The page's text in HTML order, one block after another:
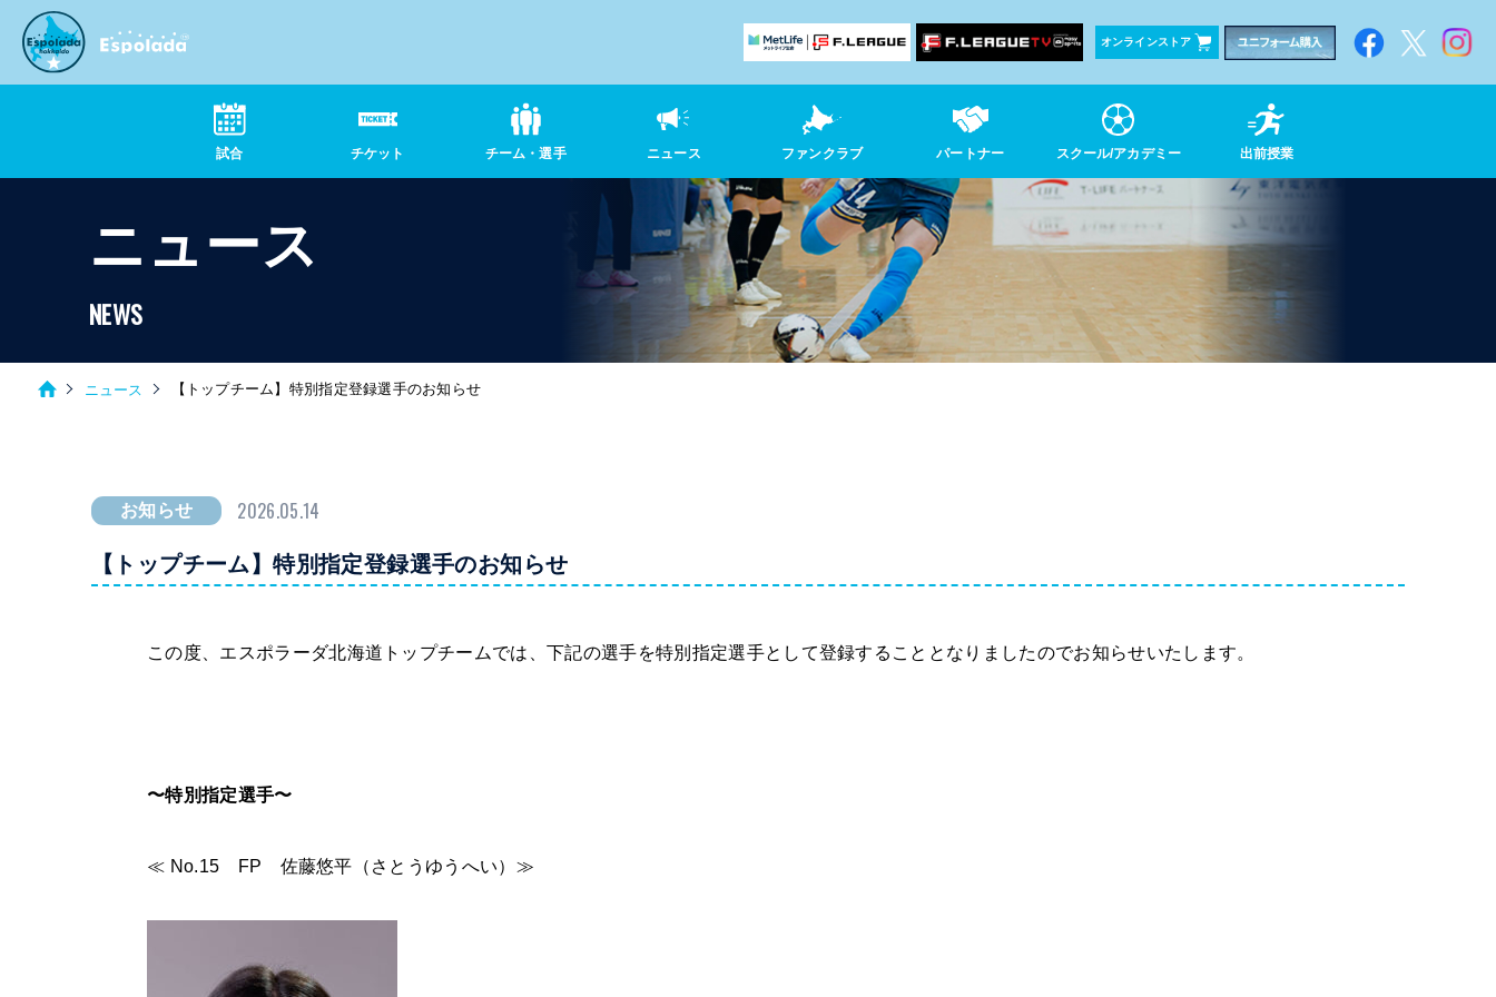
オンラインストア
試合 チケット チーム・選手 ニュース ファンクラブ パートナー スクール/アカデミー 出前授業
ニュース
NEWS
ニュース 【トップチーム】特別指定登録選手のお知らせ
お知らせ 2026.05.14
【トップチーム】特別指定登録選手のお知らせ
この度、エスポラーダ北海道トップチームでは、下記の選手を特別指定選手として登録することとなりましたのでお知らせいたします。
〜特別指定選手〜
≪ No.15 FP 佐藤悠平（さとうゆうへい）≫